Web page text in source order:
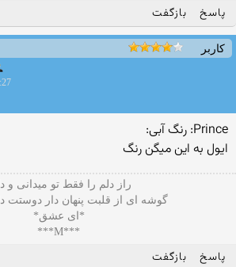
پاسخ بازگفت
کاربر
Prince: رنگ آبی:
ایول به این میگن رنگ
راز دلم را فقط تو میدانی و
گوشه ای از قلبت پنهان دار دوستت
*ای عشق*
***M***
پاسخ بازگفت